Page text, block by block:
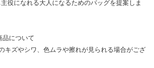
役になれる大人になるためのバッグを提案しま
について
キズやシワ、色ムラや擦れが見られる場合がござ